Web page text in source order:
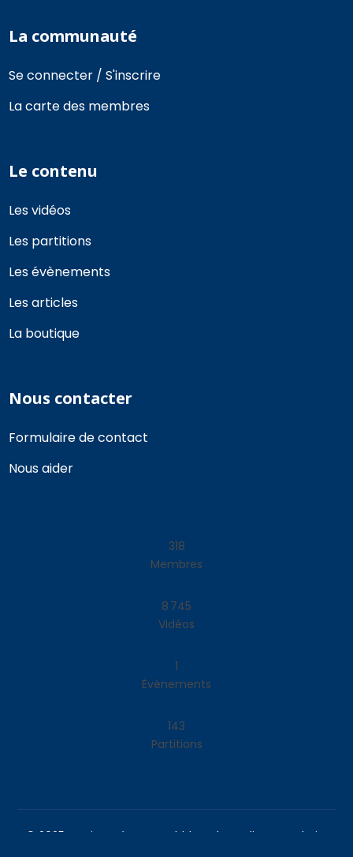
La communauté
Se connecter / S'inscrire
La carte des membres
Le contenu
Les vidéos
Les partitions
Les évènements
Les articles
La boutique
Nous contacter
Formulaire de contact
Nous aider
334
Membres
9 185
Vidéos
1
Événements
143
Partitions
© 2025 un site créer par BubbleWeb Studio
. Tous droits